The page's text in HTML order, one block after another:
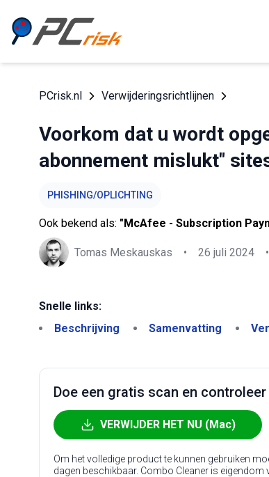
PCrisk.nl Verwijderingsrichtlijnen
Voorkom dat u wordt
abonnement mislukt"
PHISHING/OPLICHTING
Ook bekend als: "McAfee - Subscription
Tomas Meskauskas • 26 juli 2024 •
Snelle links:
Beschrijving
Samenvatting
Doe een gratis scan en
VERWIJDER HET NU (Mac)
Om het volledige product te kunnen gebruiken
dagen beschikbaar. Combo Cleaner is eigendom